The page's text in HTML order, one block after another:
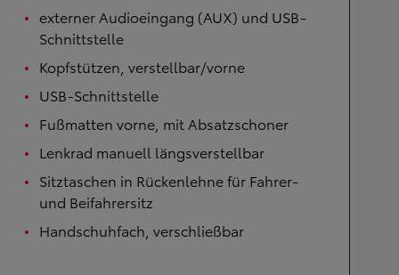
externer Audioeingang (AUX) und USB-
Schnittstelle
Kopfstützen, verstellbar/vorne
USB-Schnittstelle
Fußmatten vorne, mit Absatzschoner
Lenkrad manuell längsverstellbar
Sitztaschen in Rückenlehne für Fahrer-
und Beifahrersitz
Handschuhfach, verschließbar